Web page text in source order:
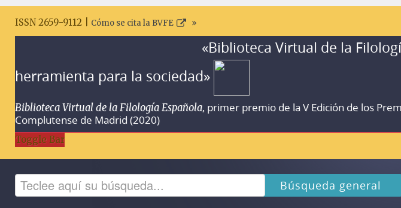
ISSN 2659-9112 | Cómo se cita la BVFE
«Biblioteca Virtual de la
herramienta para la sociedad»
Biblioteca Virtual de la Filología Española, primer premio de la V Edición de los
Complutense de Madrid (2020)
Toggle Bar
Búsqueda general